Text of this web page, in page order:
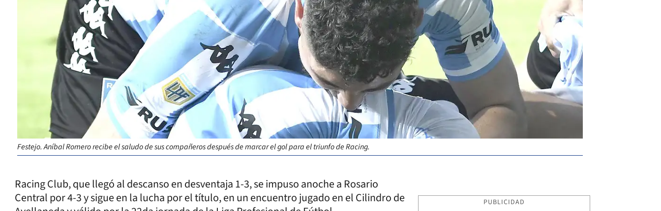
Festejo. Aníbal Romero recibe el saludo de sus compañeros después de marcar el gol para el triunfo de Racing.
Racing Club, que llegó al descanso en desventaja 1-3, se impuso anoche a Rosario
Central por 4-3 y sigue en la lucha por el título, en un encuentro jugado en el Cilindro de
PUBLICIDAD